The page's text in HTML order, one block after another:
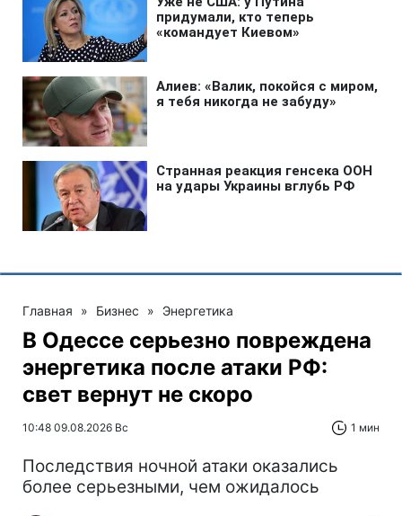
Главная » Бизнес » Энергетика
В Одессе серьезно повреждена
энергетика после атаки РФ:
свет вернут не скоро
10:48 09.08.2026 Вс 1 мин
Последствия ночной атаки оказались
более серьезными, чем ожидалось